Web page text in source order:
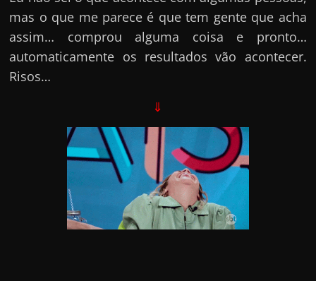
mas o que me parece é que tem gente que acha
assim… comprou alguma coisa e pronto…
automaticamente os resultados vão acontecer.
Risos…
⇓